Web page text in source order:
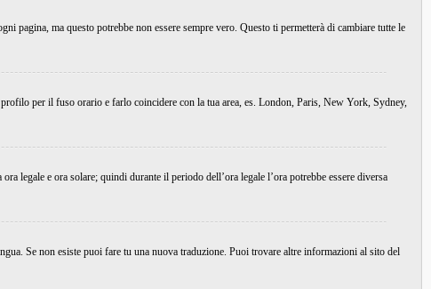
pagina, ma questo potrebbe non essere sempre vero. Questo ti permetterà di cambiare tutte le
per il fuso orario e farlo coincidere con la tua area, es. London, Paris, New York, Sydney,
legale e ora solare; quindi durante il periodo dell’ora legale l’ora potrebbe essere diversa
Se non esiste puoi fare tu una nuova traduzione. Puoi trovare altre informazioni al sito del